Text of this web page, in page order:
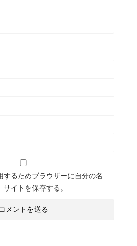
するためブラウザーに自分の名
イトを保存する。